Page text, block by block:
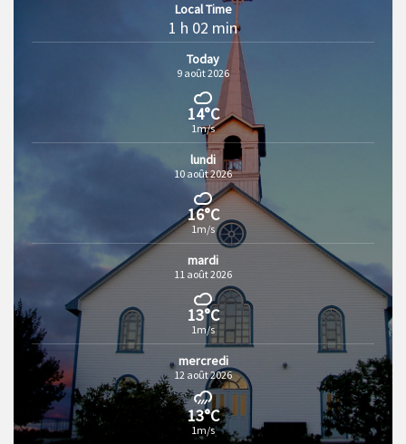
Local Time
1 h 02 min
Today
9 août 2026
14°C
1m/s
lundi
10 août 2026
16°C
1m/s
mardi
11 août 2026
13°C
1m/s
mercredi
12 août 2026
13°C
1m/s